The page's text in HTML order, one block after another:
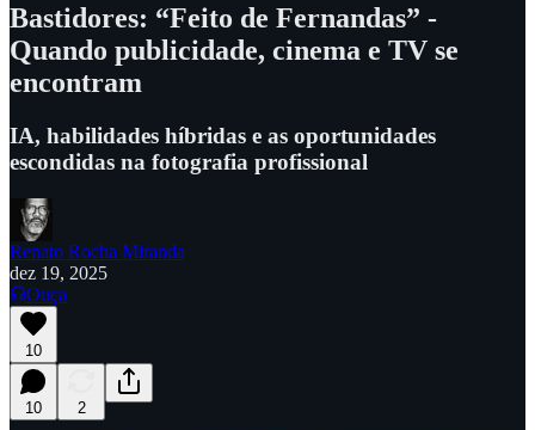
Bastidores: “Feito de Fernandas” -
Quando publicidade, cinema e TV se
encontram
IA, habilidades híbridas e as oportunidades
escondidas na fotografia profissional
Renato Rocha Miranda
dez 19, 2025
Ouça
10
10 2